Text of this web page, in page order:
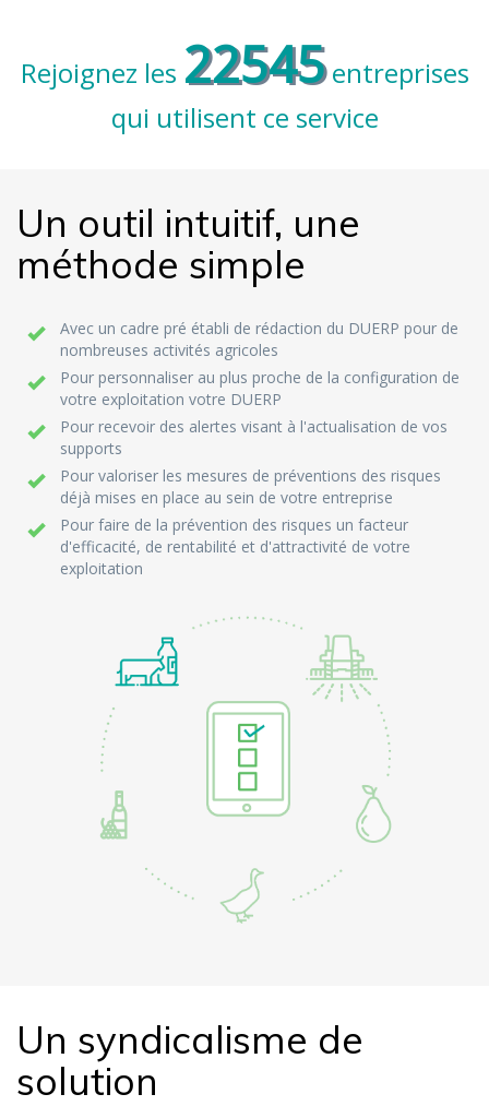
Rejoignez les 22545entreprises
qui utilisent ce service
Un outil intuitif, une
méthode simple
Avec un cadre pré établi de rédaction du DUERP pour de
nombreuses activités agricoles
Pour personnaliser au plus proche de la configuration de
votre exploitation votre DUERP
Pour recevoir des alertes visant à l'actualisation de vos
supports
Pour valoriser les mesures de préventions des risques
déjà mises en place au sein de votre entreprise
Pour faire de la prévention des risques un facteur
d'efficacité, de rentabilité et d'attractivité de votre
exploitation
Un syndicalisme de
solution